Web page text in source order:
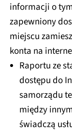
informacji o
zapewniony
miejscu
konta na
Raportu ze
dostępu do
samorządu
między
świadczą